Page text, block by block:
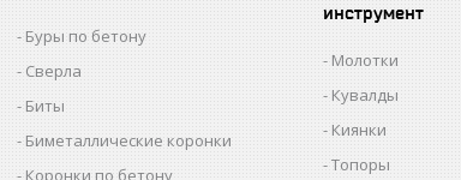
Буры по бетону
Сверла
Биты
Биметаллические коронки
Коронки по бетону
инструмент
Молотки
Кувалды
Киянки
Топоры